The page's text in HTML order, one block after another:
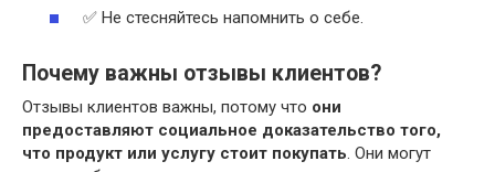
✅ Не стесняйтесь напомнить о себе.
Почему важны отзывы клиентов?
Отзывы клиентов важны, потому что они
предоставляют социальное доказательство того,
что продукт или услугу стоит покупать. Они могут